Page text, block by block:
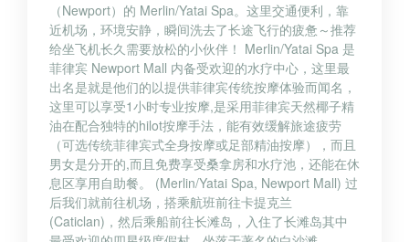
（Newport）的 Merlin/Yatai Spa。这里交通便利，靠
近机场，环境安静，瞬间洗去了长途飞行的疲惫～推荐
给坐飞机长久需要放松的小伙伴！ Merlin/Yatai Spa 是
菲律宾 Newport Mall 内备受欢迎的水疗中心，这里最
出名是就是他们的以提供菲律宾传统按摩体验而闻名，
这里可以享受1小时专业按摩,是采用菲律宾天然椰子精
油在配合独特的hilot按摩手法，能有效缓解旅途疲劳
（可选传统菲律宾式全身按摩或足部精油按摩），而且
男女是分开的,而且免费享受桑拿房和水疗池，还能在休
息区享用自助餐。 (Merlin/Yatai Spa, Newport Mall) 过
后我们就前往机场，搭乘航班前往卡提克兰
(Caticlan)，然后乘船前往长滩岛，入住了长滩岛其中